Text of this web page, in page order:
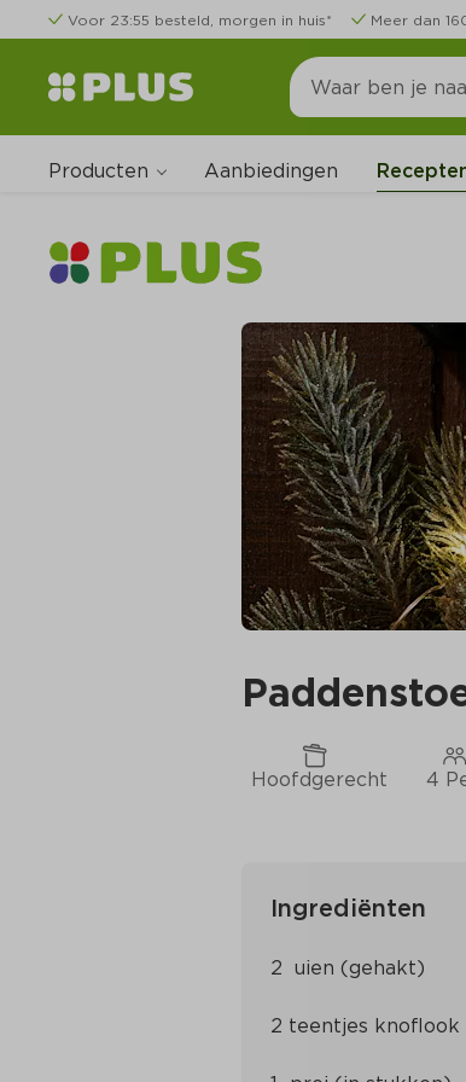
Voor 23:55 besteld, morgen in huis* Meer dan
Producten Aanbiedingen
Hoofdgerecht 4
Ingrediënten